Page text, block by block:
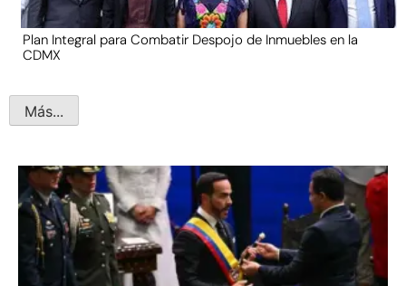
Plan Integral para Combatir Despojo de Inmuebles en la
CDMX
Más...